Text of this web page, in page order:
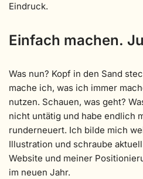
Eindruck.
Einfach machen.
Was nun? Kopf in den Sand
mache ich, was ich immer
nutzen. Schauen, was geht?
nicht untätig und habe endlich
runderneuert. Ich bilde mich
Illustration und schraube
Website und meiner
im neuen Jahr.